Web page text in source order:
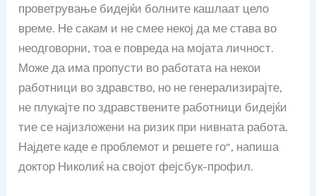
проветрување бидејќи болните кашлаат цело
време. Не сакам и не смее некој да ме става во
неодговорни, тоа е повреда на мојата личност.
Може да има пропусти во работата на некои
работници во здравство, но не генерализирајте,
не плукајте по здравствените работници бидејќи
тие се најизложени на ризик при нивната работа.
Најдете каде е проблемот и решете го“, напиша
доктор Николиќ на својот фејсбук-профил.